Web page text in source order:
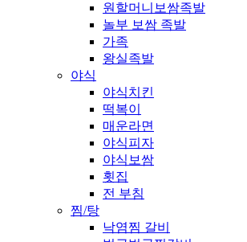
원할머니보쌈족발
놀부 보쌈 족발
가족
왕실족발
야식
야식치킨
떡복이
매운라면
야식피자
야식보쌈
횟집
전 부침
찜/탕
낙염찜 갈비